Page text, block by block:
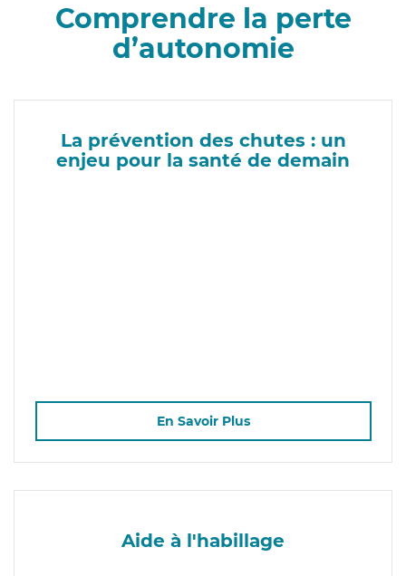
Comprendre la perte
d’autonomie
La prévention des chutes : un
enjeu pour la santé de demain
En Savoir Plus
Aide à l'habillage